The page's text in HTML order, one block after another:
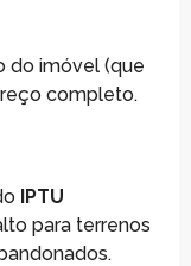
do imóvel (que
completo.
IPTU
para terrenos